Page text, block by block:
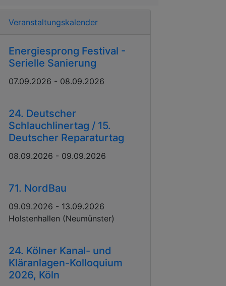
Veranstaltungskalender
Energiesprong Festival -
Serielle Sanierung
07.09.2026 - 08.09.2026
24. Deutscher
Schlauchlinertag / 15.
Deutscher Reparaturtag
08.09.2026 - 09.09.2026
71. NordBau
09.09.2026 - 13.09.2026
Holstenhallen (Neumünster)
24. Kölner Kanal- und
Kläranlagen-Kolloquium
2026, Köln